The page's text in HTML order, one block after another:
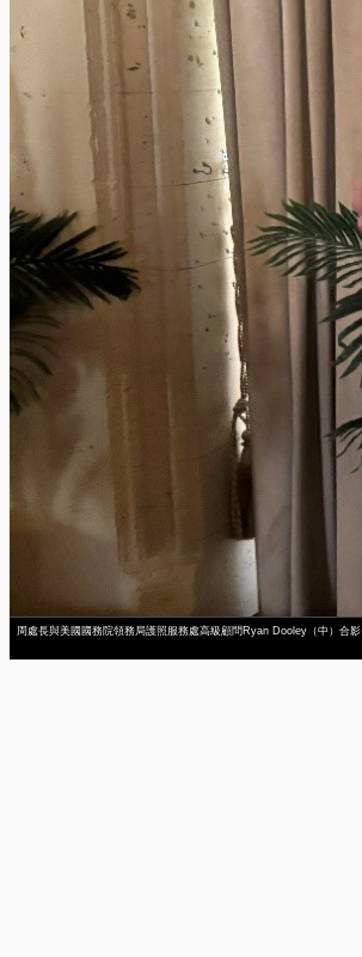
周處長與美國國務院領務局護照服務處高級顧問Ryan Dooley（中）合影